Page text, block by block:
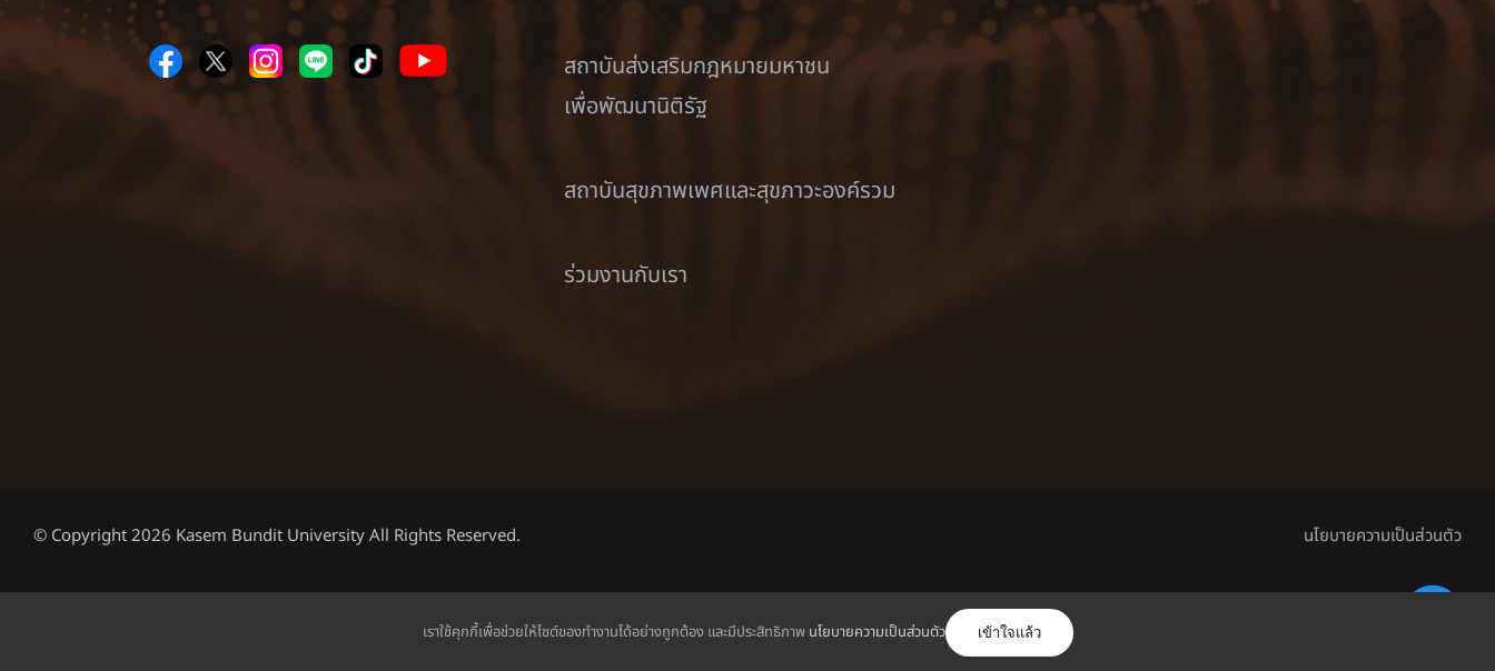
สถาบันส่งเสริมกฎหมายมหาชน
เพื่อพัฒนานิติรัฐ
สถาบันสุขภาพเพศและสุขภาวะองค์รวม
ร่วมงานกับเรา
© Copyright 2026 Kasem Bundit University All Rights Reserved. นโยบายความเป็นส่วนตัว
เราใช้คุกกี้เพื่อช่วยให้ไซต์ของทำงานได้อย่างถูกต้อง และมีประสิทธิภาพ นโยบายความเป็นส่วนตัว เข้าใจแล้ว